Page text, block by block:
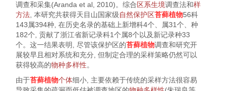
调查和采集(Aranda et al, 2010)。综合区系生境调查法和样
方法 , 本研究共获得天目山国家级自然保护区苔藓植物56科
143属394种, 在历史名录的基础上新增科4个、属31个、种
182个, 贡献了浙江省新记录科1个属8个以及新记录种33
个。这一结果表明, 尽管该保护区的苔藓植物调查和研究开
展较早且相对系统和充分, 但制定合理的采样策略仍然可以
获得较高的物种多样性。
由于苔藓植物个体细小, 主要依赖于传统的采样方法很容易